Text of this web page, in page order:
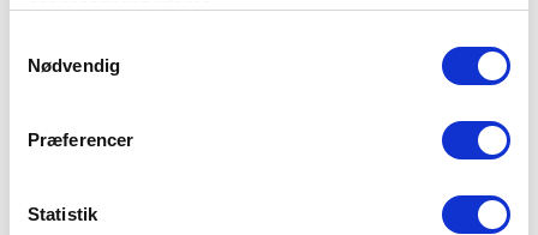
Du kan læse mere om vores brug af cookies under
"Detaljer" eller ved at klikke videre til vores Cookiepolitik,
Nødvendig
Præferencer
Statistik